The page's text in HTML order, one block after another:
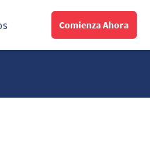
Comienza Ahora